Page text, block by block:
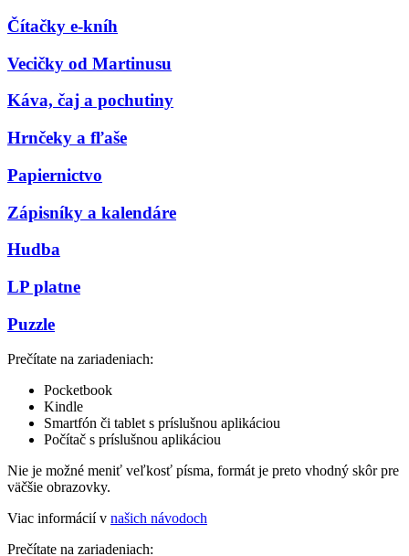
Čítačky e-kníh
Vecičky od Martinusu
Káva, čaj a pochutiny
Hrnčeky a fľaše
Papiernictvo
Zápisníky a kalendáre
Hudba
LP platne
Puzzle
Prečítate na zariadeniach:
Pocketbook
Kindle
Smartfón či tablet s príslušnou aplikáciou
Počítač s príslušnou aplikáciou
Nie je možné meniť veľkosť písma, formát je preto vhodný skôr pre
väčšie obrazovky.
Viac informácií v našich návodoch
Prečítate na zariadeniach: